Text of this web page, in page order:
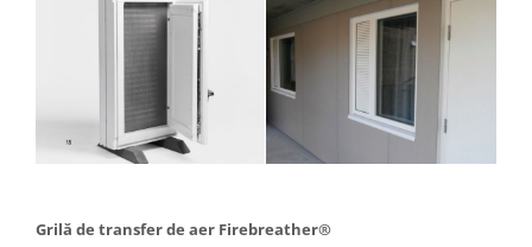
Grilă de transfer de aer Firebreather®